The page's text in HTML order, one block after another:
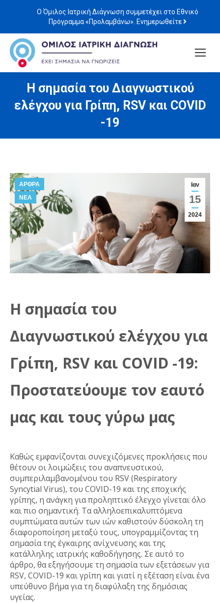
Ο Όμιλος Ιατρική Διάγνωση συμμετέχει στο Εθνικό
Πρόγραμμα «Προλαμβάνω». Ενημερωθείτε
Η σημασία του Διαγνωστικού
ελέγχου για Γρίπη, RSV και COVID
-19
Ιαν
15
2024
ΑΡΘΡΑ
ΝΕΑ
Η σημασία του
Διαγνωστικού ελέγχου για
Γρίπη, RSV και COVID -19:
Προστατεύουμε τον εαυτό
μας και τους γύρω μας
Καθώς εμφανίζονται συνεχιζόμενες προκλήσεις που
θέτουν οι λοιμώξεις του αναπνευστικού,
συμπεριλαμβανομένου του RSV (Respiratory
Syncytial Virus), του COVID-19 και της εποχικής
γρίπης, η ανάγκη για προληπτικό έλεγχο γίνεται όλο
και πιο σημαντική. Τα αλληλοεπικαλυπτόμενα
συμπτώματα αυτών των ιών καθιστούν δύσκολη τη
διαφοροποίηση μεταξύ τους, υπογραμμίζοντας τη
σημασία της έγκαιρης ανίχνευσης και της
κατάλληλης ιατρικής καθοδήγησης. Σε αυτό το
άρθρο, θα εξηγήσουμε τη σημασία των εξετάσεων για
RSV, COVID-19 και γρίπη και γιατί η εξέταση είναι ένα
υπεύθυνο βήμα για τη διαφύλαξη της δημόσιας
υγείας.